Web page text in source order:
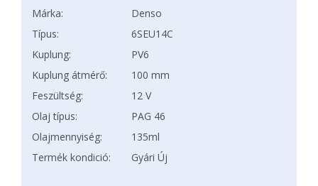
Márka:
Denso
Típus:
6SEU14C
Kuplung:
PV6
Kuplung átmérő:
100 mm
Feszültség:
12 V
Olaj típus:
PAG 46
Olajmennyiség:
135ml
Termék kondició:
Gyári Új